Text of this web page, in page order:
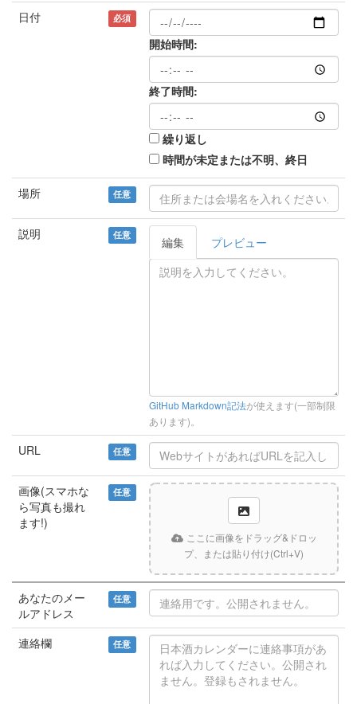
日付 必須
開始時間:
終了時間:
繰り返し
時間が未定または不明、終日
場所 任意
説明 任意 編集 プレビュー
GitHub Markdown記法が使えます(一部制限
あります)。
URL 任意
画像(スマホな
ら写真も撮れ
ます!)
任意
ここに画像をドラッグ&ドロッ
プ、または貼り付け(Ctrl+V)
あなたのメー
ルアドレス
任意
連絡欄 任意